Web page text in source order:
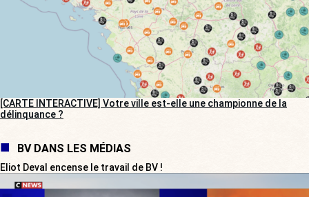
[CARTE INTERACTIVE] Votre ville est-elle une championne de la
délinquance ?
BV DANS LES MÉDIAS
Eliot Deval encense le travail de BV !